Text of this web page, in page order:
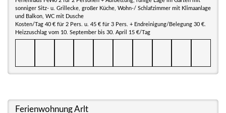
sonniger Sitz- u. Grillecke, großer Küche, Wohn-/ Schlafzimmer mit Klimaanlage
und Balkon, WC mit Dusche
Kosten/Tag 40 € für 2 Pers. u. 45 € für 3 Pers. + Endreinigung/Belegung 30 €.
Heizzuschlag vom 10. September bis 30. April 15 €/Tag
Ferienwohnung Arlt